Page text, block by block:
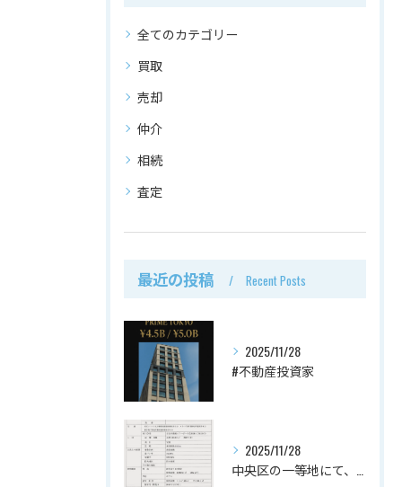
全てのカテゴリー
買取
売却
仲介
相続
査定
最近の投稿 Recent Posts
2025/11/28
#不動産投資家
2025/11/28